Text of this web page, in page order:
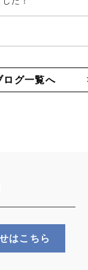
ログ一覧へ
はこちら